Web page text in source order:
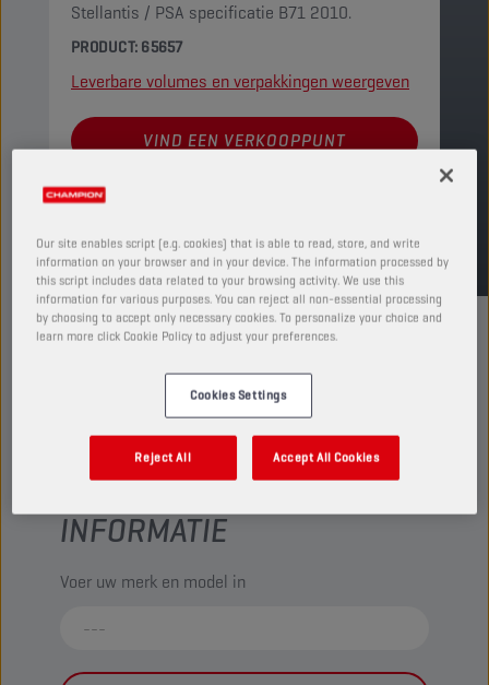
Stellantis / PSA specificatie B71 2010.
PRODUCT: 65657
Leverbare volumes en verpakkingen weergeven
VIND EEN VERKOOPPUNT
CONTROLEER DE
COMPATIBILITEIT VAN UW
INFORMATIE
Voer uw merk en model in
Our site enables script (e.g. cookies) that is able to read, store, and write
information on your browser and in your device. The information processed by
this script includes data related to your browsing activity. We use this
information for various purposes. You can reject all non-essential processing
by choosing to accept only necessary cookies. To personalize your choice and
learn more click Cookie Policy to adjust your preferences.
Cookies Settings
Reject All Accept All Cookies